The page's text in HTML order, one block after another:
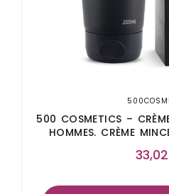
500 COSMETICS –
HOMMES. CRÈME
33,02